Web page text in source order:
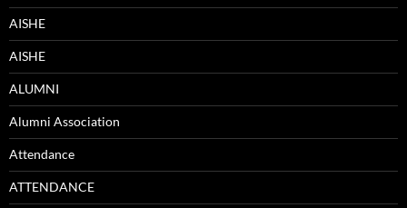
AISHE
AISHE
ALUMNI
Alumni Association
Attendance
ATTENDANCE